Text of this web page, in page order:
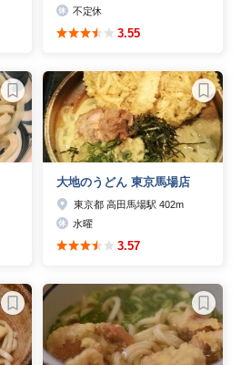
不定休
3.55
大地のうどん 東京馬場店
東京都 高田馬場駅 402m
水曜
3.57